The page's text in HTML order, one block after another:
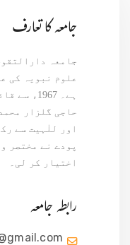
جامعہ کا تعارف
جامعہ
علوم نبویہ کی
ہے۔
حاجی گلزار
اور للٰہیت سے
پودے نے مختصر
اختیار کر لی۔
رابطہ جامعہ